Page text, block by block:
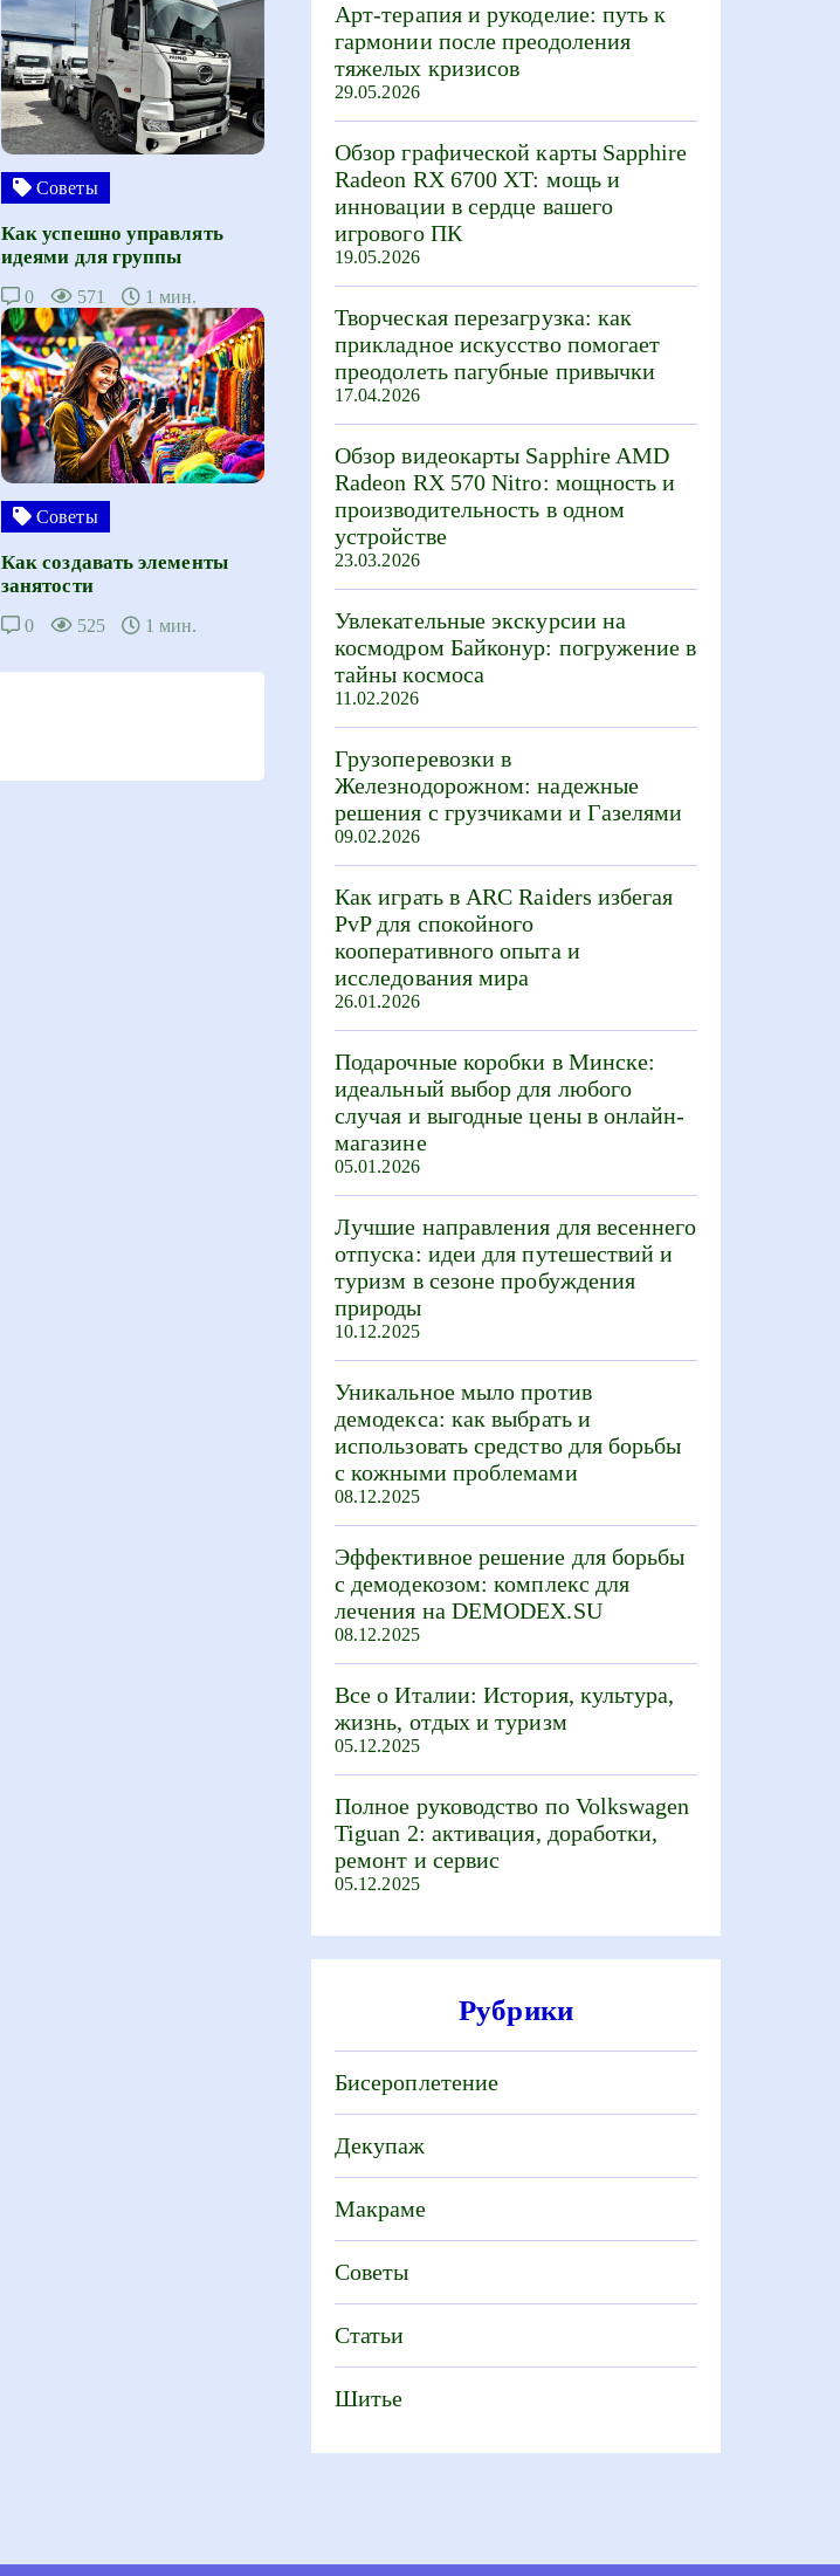
Советы
Как успешно управлять
идеями для группы
0 571 1 мин.
Советы
Как создавать элементы
занятости
0 525 1 мин.
Арт-терапия и рукоделие: путь к
гармонии после преодоления
тяжелых кризисов
29.05.2026
Обзор графической карты Sapphire
Radeon RX 6700 XT: мощь и
инновации в сердце вашего
игрового ПК
19.05.2026
Творческая перезагрузка: как
прикладное искусство помогает
преодолеть пагубные привычки
17.04.2026
Обзор видеокарты Sapphire AMD
Radeon RX 570 Nitro: мощность и
производительность в одном
устройстве
23.03.2026
Увлекательные экскурсии на
космодром Байконур: погружение в
тайны космоса
11.02.2026
Грузоперевозки в
Железнодорожном: надежные
решения с грузчиками и Газелями
09.02.2026
Как играть в ARC Raiders избегая
PvP для спокойного
кооперативного опыта и
исследования мира
26.01.2026
Подарочные коробки в Минске:
идеальный выбор для любого
случая и выгодные цены в онлайн-
магазине
05.01.2026
Лучшие направления для весеннего
отпуска: идеи для путешествий и
туризм в сезоне пробуждения
природы
10.12.2025
Уникальное мыло против
демодекса: как выбрать и
использовать средство для борьбы
с кожными проблемами
08.12.2025
Эффективное решение для борьбы
с демодекозом: комплекс для
лечения на DEMODEX.SU
08.12.2025
Все о Италии: История, культура,
жизнь, отдых и туризм
05.12.2025
Полное руководство по Volkswagen
Tiguan 2: активация, доработки,
ремонт и сервис
05.12.2025
Рубрики
Бисероплетение
Декупаж
Макраме
Советы
Статьи
Шитье